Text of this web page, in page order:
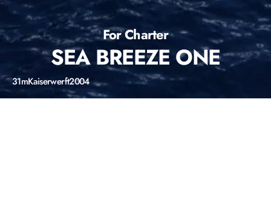
For Charter
SEA BREEZE ONE
31mKaiserwerft2004